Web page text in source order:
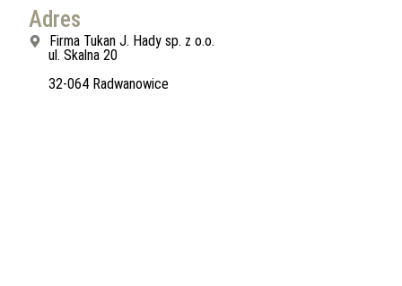
Adres
Firma Tukan J. Hady sp. z o.o.
ul. Skalna 20
32-064 Radwanowice